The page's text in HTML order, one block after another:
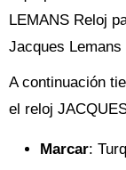
LEMANS Reloj
Jacques Lemans
A continuación
el reloj
Marcar: